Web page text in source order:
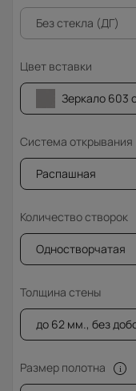
Без стекла (ДГ)
Цвет вставки
Зеркало 603
Система открывания
Распашная
Количество створок
Одностворчатая
Толщина стены
до 62 мм., без
Размер полотна